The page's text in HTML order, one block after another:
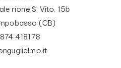
rione S. Vito, 15b
(CB)
418178